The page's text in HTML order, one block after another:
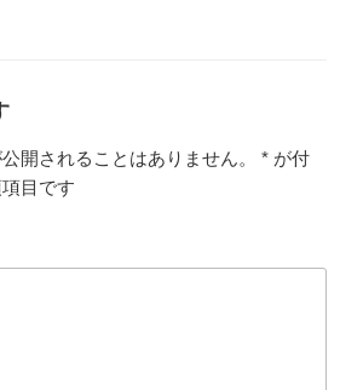
開されることはありません。 * が付
目です